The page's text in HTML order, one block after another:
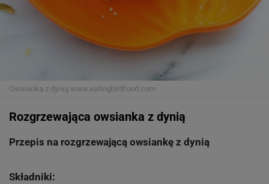
Owsianka z dynią www.eatingbirdfood.com
Rozgrzewająca owsianka z dynią
Przepis na rozgrzewającą owsiankę z dynią
Składniki: